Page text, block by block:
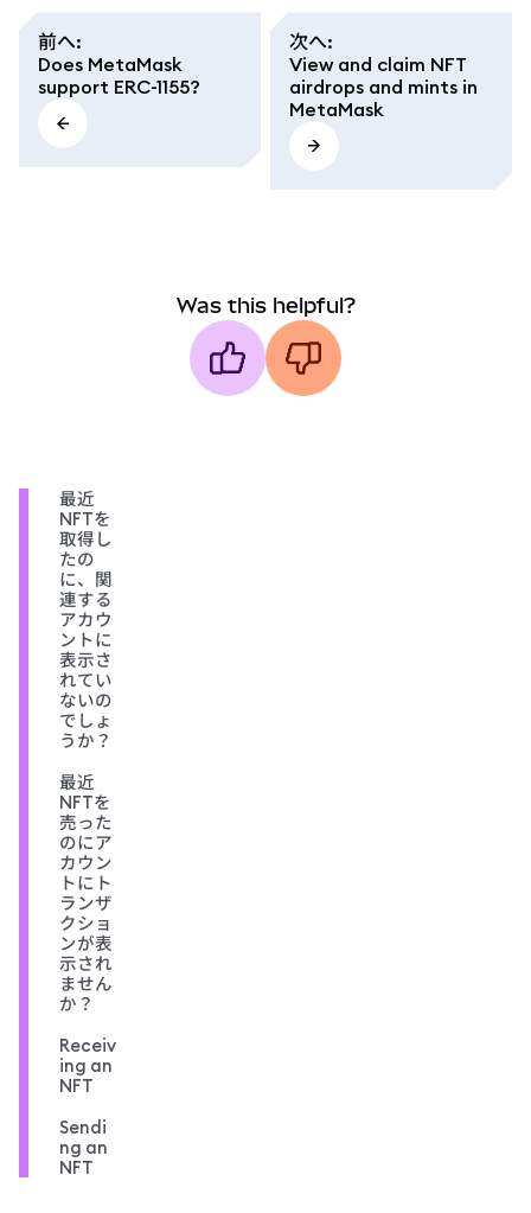
前へ:
Does MetaMask
support ERC-1155?
次へ:
View and claim NFT
airdrops and mints in
MetaMask
Was this helpful?
最近
NFTを
取得し
たの
に、関
連する
アカウ
ントに
表示さ
れてい
ないの
でしょ
うか？
最近
NFTを
売った
のにア
カウン
トにト
ランザ
クショ
ンが表
示され
ません
か？
Receiv
ing an
NFT
Sendi
ng an
NFT